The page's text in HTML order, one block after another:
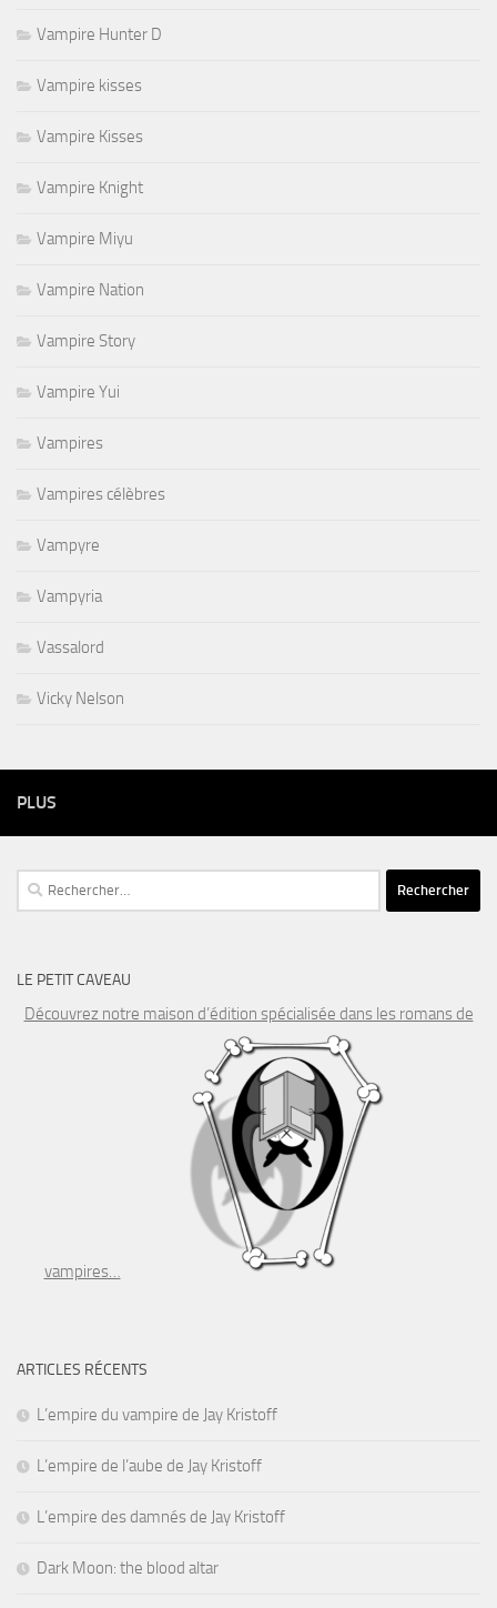
Vampire Hunter D
Vampire kisses
Vampire Kisses
Vampire Knight
Vampire Miyu
Vampire Nation
Vampire Story
Vampire Yui
Vampires
Vampires célèbres
Vampyre
Vampyria
Vassalord
Vicky Nelson
PLUS
Rechercher :
LE PETIT CAVEAU
Découvrez notre maison d’édition spécialisée dans les romans de
vampires…
ARTICLES RÉCENTS
L’empire du vampire de Jay Kristoff
L’empire de l’aube de Jay Kristoff
L’empire des damnés de Jay Kristoff
Dark Moon: the blood altar